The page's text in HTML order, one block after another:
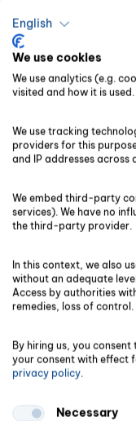
English
We use cookies
We use analytics (e.g.
visited and how it is used.
We use tracking
providers for this
and IP addresses across
We embed third-party
services). We have no
the third-party provider.
In this context, we also
without an adequate
Access by authorities
remedies, loss of control.
By hiring us, you
your consent with effect
privacy policy.
Necessary